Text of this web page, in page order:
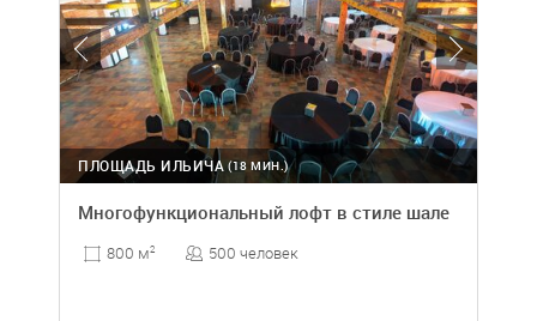
(18 МИН.)
ПЛОЩАДЬ ИЛЬИЧА
Многофункциональный лофт в стиле шале
800 м2 500 человек